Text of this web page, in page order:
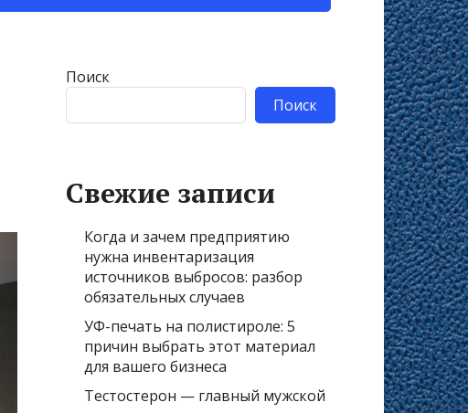
Поиск
Поиск
Свежие записи
Когда и зачем предприятию
нужна инвентаризация
источников выбросов: разбор
обязательных случаев
УФ-печать на полистироле: 5
причин выбрать этот материал
для вашего бизнеса
Тестостерон — главный мужской